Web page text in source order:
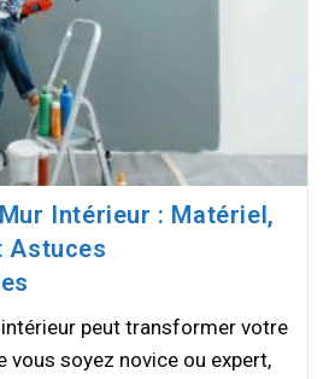
Intérieur : Matériel,
Astuces
intérieur peut transformer votre
vous soyez novice ou expert,